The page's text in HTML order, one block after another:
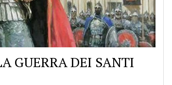
GUERRA DEI SANTI